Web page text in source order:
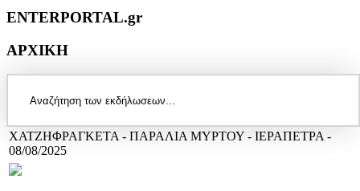
ENTERPORTAL.gr
ΑΡΧΙΚΗ
ΧΑΤΖΗΦΡΑΓΚΕΤΑ - ΠΑΡΑΛΙΑ ΜΥΡΤΟΥ - ΙΕΡΑΠΕΤΡΑ -
08/08/2025